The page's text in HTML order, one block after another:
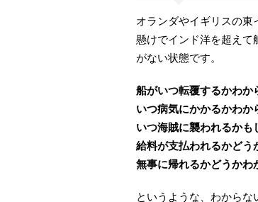
オランダやイギリスの東
懸けでインド洋を超えて
がない状態です。
船がいつ転覆するかわか
いつ病気にかかるかわか
いつ海賊に襲われるかも
給料が支払われるかどう
無事に帰れるかどうかわ
というような、わから